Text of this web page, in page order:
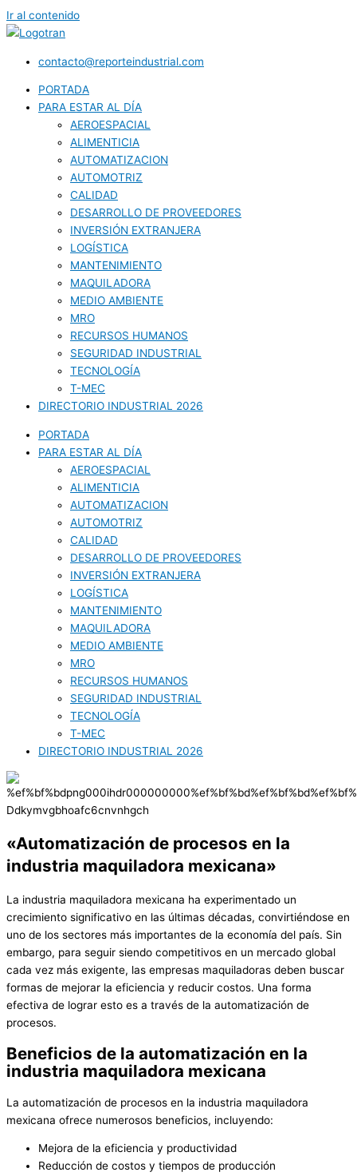
Ir al contenido
contacto@reporteindustrial.com
PORTADA
PARA ESTAR AL DÍA
AEROESPACIAL
ALIMENTICIA
AUTOMATIZACION
AUTOMOTRIZ
CALIDAD
DESARROLLO DE PROVEEDORES
INVERSIÓN EXTRANJERA
LOGÍSTICA
MANTENIMIENTO
MAQUILADORA
MEDIO AMBIENTE
MRO
RECURSOS HUMANOS
SEGURIDAD INDUSTRIAL
TECNOLOGÍA
T-MEC
DIRECTORIO INDUSTRIAL 2026
PORTADA
PARA ESTAR AL DÍA
AEROESPACIAL
ALIMENTICIA
AUTOMATIZACION
AUTOMOTRIZ
CALIDAD
DESARROLLO DE PROVEEDORES
INVERSIÓN EXTRANJERA
LOGÍSTICA
MANTENIMIENTO
MAQUILADORA
MEDIO AMBIENTE
MRO
RECURSOS HUMANOS
SEGURIDAD INDUSTRIAL
TECNOLOGÍA
T-MEC
DIRECTORIO INDUSTRIAL 2026
«Automatización de procesos en la
industria maquiladora mexicana»
La industria maquiladora mexicana ha experimentado un
crecimiento significativo en las últimas décadas, convirtiéndose en
uno de los sectores más importantes de la economía del país. Sin
embargo, para seguir siendo competitivos en un mercado global
cada vez más exigente, las empresas maquiladoras deben buscar
formas de mejorar la eficiencia y reducir costos. Una forma
efectiva de lograr esto es a través de la automatización de
procesos.
Beneficios de la automatización en la
industria maquiladora mexicana
La automatización de procesos en la industria maquiladora
mexicana ofrece numerosos beneficios, incluyendo:
Mejora de la eficiencia y productividad
Reducción de costos y tiempos de producción